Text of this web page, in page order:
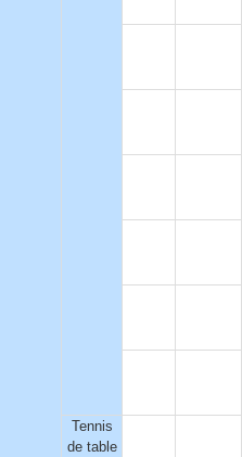
Tennis
de table